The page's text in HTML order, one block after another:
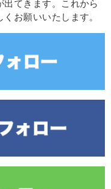
てきます。これから
お願いいたします。